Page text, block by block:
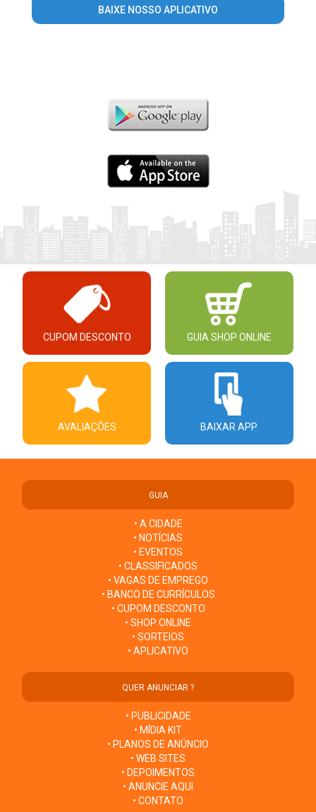
BAIXE NOSSO APLICATIVO
CUPOM DESCONTO GUIA SHOP ONLINE
AVALIAÇÕES BAIXAR APP
GUIA
• A CIDADE
• NOTÍCIAS
• EVENTOS
• CLASSIFICADOS
• VAGAS DE EMPREGO
• BANCO DE CURRÍCULOS
• CUPOM DESCONTO
• SHOP ONLINE
• SORTEIOS
• APLICATIVO
QUER ANUNCIAR ?
• PUBLICIDADE
• MÍDIA KIT
• PLANOS DE ANÚNCIO
• WEB SITES
• DEPOIMENTOS
• ANUNCIE AQUI
• CONTATO